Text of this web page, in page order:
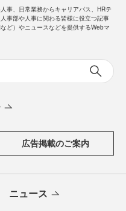
事、日常業務からキャリアパス、HRテ
事部や人事に関わる皆様に役立つ記事
など）やニュースなどを提供するWebマ
広告掲載のご案内
ニュース